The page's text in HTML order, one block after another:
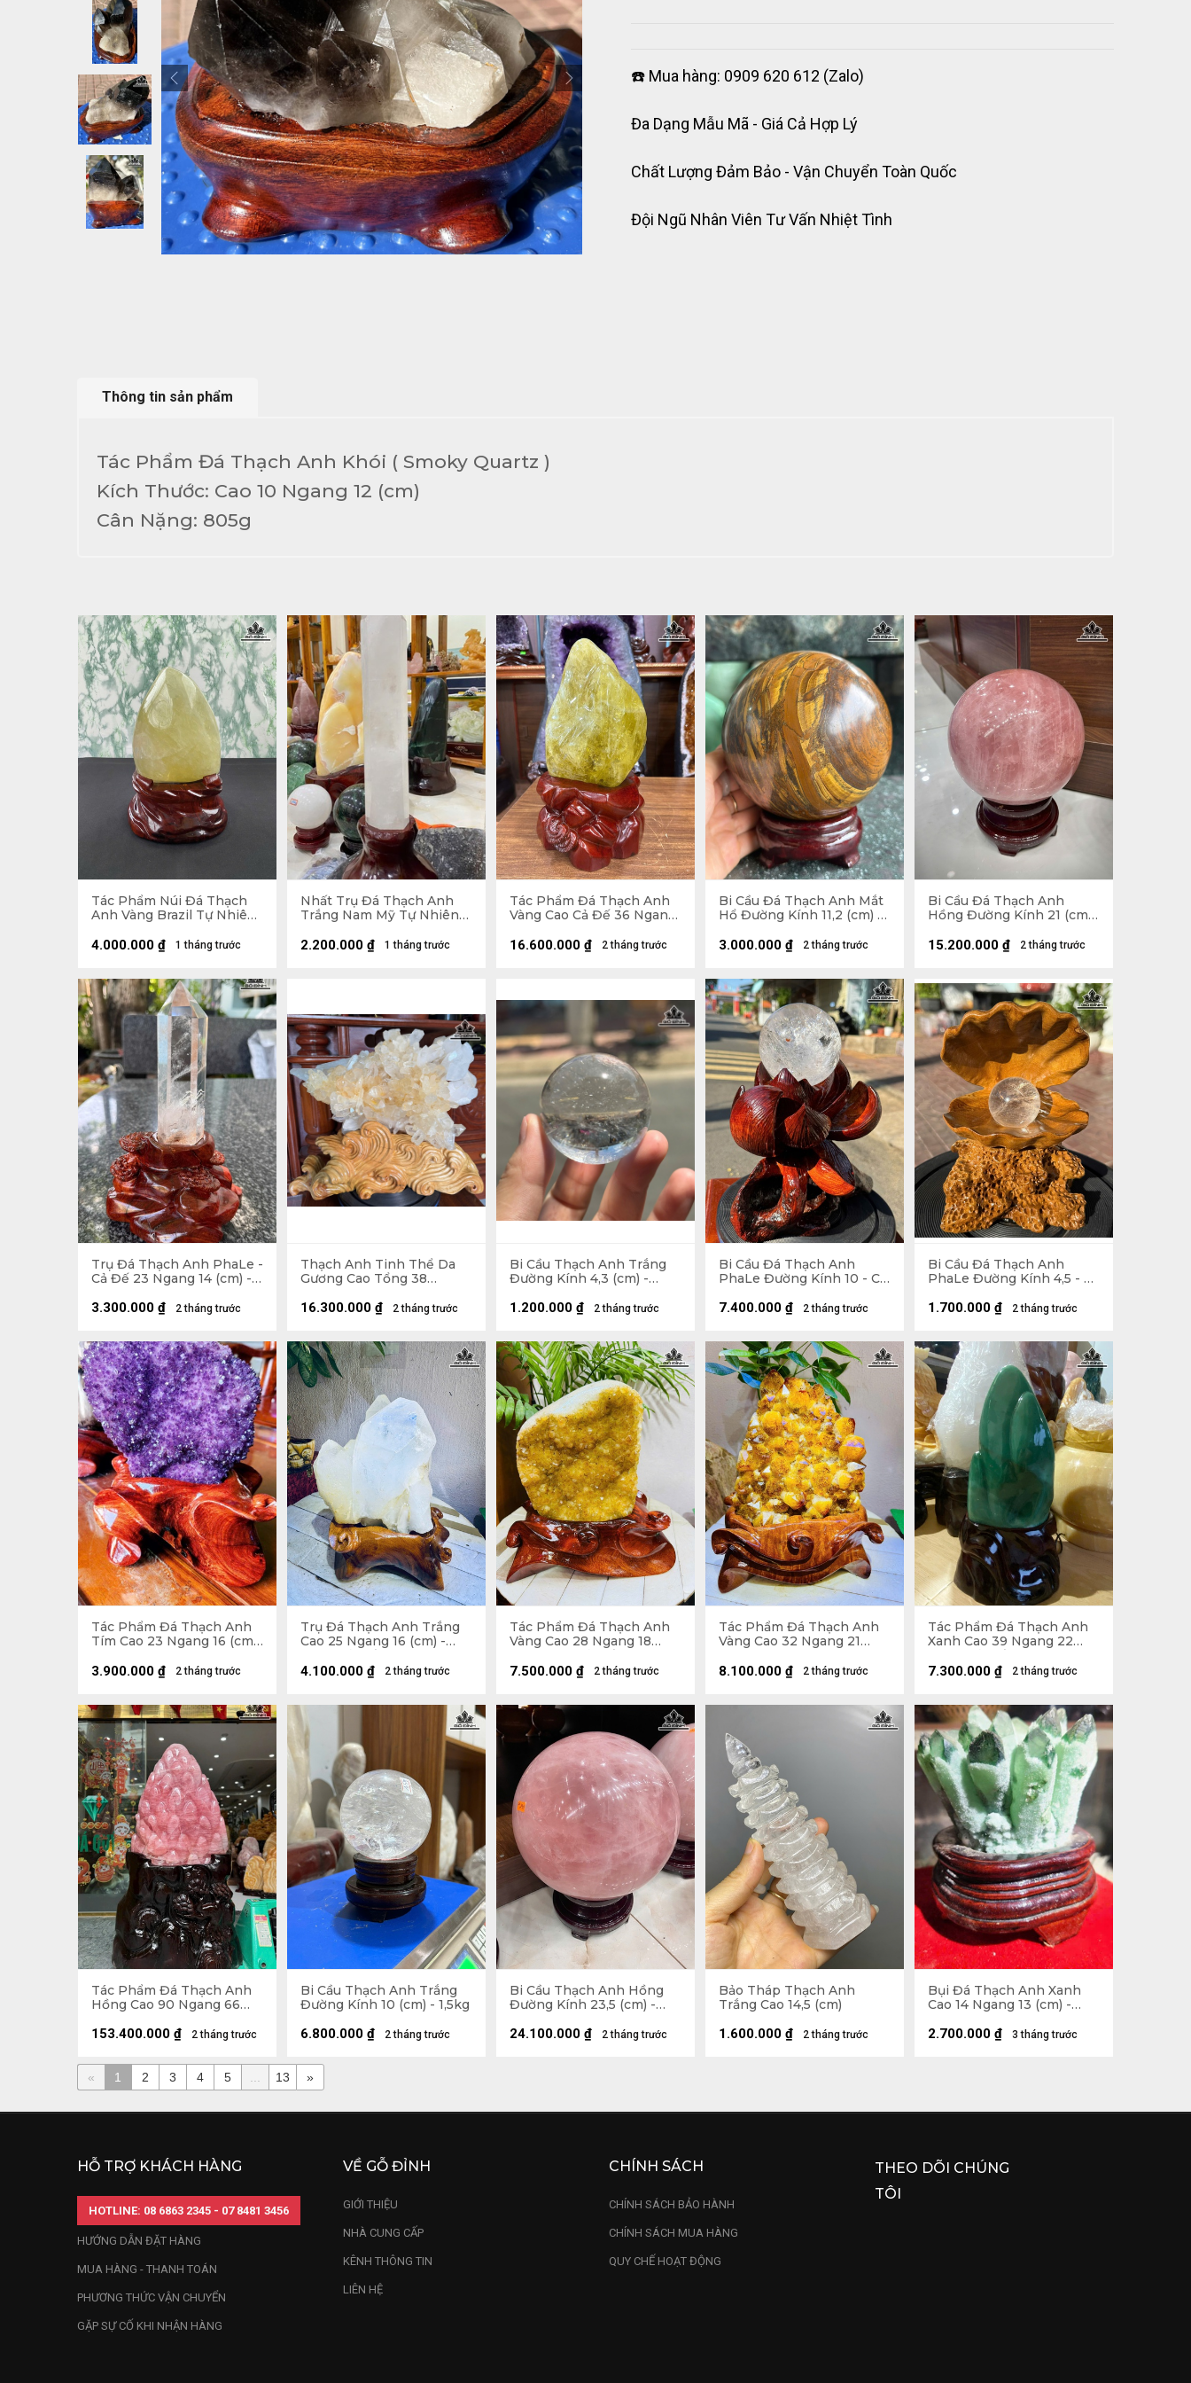
☎️ Mua hàng: 0909 620 612 (Zalo)
Đa Dạng Mẫu Mã - Giá Cả Hợp Lý
Chất Lượng Đảm Bảo - Vận Chuyển Toàn Quốc
Đội Ngũ Nhân Viên Tư Vấn Nhiệt Tình
Thông tin sản phẩm
Tác Phẩm Đá Thạch Anh Khói ( Smoky Quartz )
Kích Thước: Cao 10 Ngang 12 (cm)
Cân Nặng: 805g
Tác Phẩm Núi Đá Thạch
Anh Vàng Brazil Tự Nhiên
Riêng Đế 5,55kg -
28,6x19,5x15 (cm)
1 tháng trước
4.000.000 ₫
Nhất Trụ Đá Thạch Anh
Trắng Nam Mỹ Tự Nhiên
- Lên Đế 41,5 x 15,8 x 15
1 tháng trước
2.200.000 ₫
Tác Phẩm Đá Thạch Anh
Vàng Cao Cả Đế 36 Ngang
Đá 25 (cm) - 6,8kg2 tháng trước
16.600.000 ₫
Bi Cầu Đá Thạch Anh Mắt
Hổ Đường Kính 11,2 (cm) -
2 tháng trước
3.000.000 ₫
Bi Cầu Đá Thạch Anh
Hồng Đường Kính 21 (cm)
2 tháng trước
15.200.000 ₫
Trụ Đá Thạch Anh PhaLe -
Cả Đế 23 Ngang 14 (cm) -
2 tháng trước
3.300.000 ₫
Thạch Anh Tinh Thể Da
Gương Cao Tổng 38
2 tháng trước
16.300.000 ₫
Bi Cầu Thạch Anh Trắng
Đường Kính 4,3 (cm) -
2 tháng trước
1.200.000 ₫
Bi Cầu Đá Thạch Anh
PhaLe Đường Kính 10 - Cả
30 (cm) - 1,48kg2 tháng trước
7.400.000 ₫
Bi Cầu Đá Thạch Anh
PhaLe Đường Kính 4,5 - Cả
2 tháng trước
1.700.000 ₫
Tác Phẩm Đá Thạch Anh
Tím Cao 23 Ngang 16 (cm)
2 tháng trước
3.900.000 ₫
Trụ Đá Thạch Anh Trắng
Cao 25 Ngang 16 (cm) -
6,2kg Cả Đế
2 tháng trước
4.100.000 ₫
Tác Phẩm Đá Thạch Anh
Vàng Cao 28 Ngang 18
(cm) - 6kg Cả Đế
2 tháng trước
7.500.000 ₫
Tác Phẩm Đá Thạch Anh
Vàng Cao 32 Ngang 21
2 tháng trước
8.100.000 ₫
Tác Phẩm Đá Thạch Anh
Xanh Cao 39 Ngang 22
(cm) - Cả Đế Cao 56 -
19,5kg
2 tháng trước
7.300.000 ₫
Tác Phẩm Đá Thạch Anh
Hồng Cao 90 Ngang 66
142 - 293kg
2 tháng trước
153.400.000 ₫
Bi Cầu Thạch Anh Trắng
Đường Kính 10 (cm) - 1,5kg
2 tháng trước
6.800.000 ₫
Bi Cầu Thạch Anh Hồng
Đường Kính 23,5 (cm) -
2 tháng trước
24.100.000 ₫
Bảo Tháp Thạch Anh
Trắng Cao 14,5 (cm)
2 tháng trước
1.600.000 ₫
Bụi Đá Thạch Anh Xanh
Cao 14 Ngang 13 (cm) -
3 tháng trước
2.700.000 ₫
« 1 2 3 4 5 13 »
HỖ TRỢ KHÁCH HÀNG
HOTLINE: 08 6863 2345 - 07 8481 3456
HƯỚNG DẪN ĐẶT HÀNG
MUA HÀNG - THANH TOÁN
PHƯƠNG THỨC VẬN CHUYỂN
GẶP SỰ CỐ KHI NHẬN HÀNG
VỀ GỖ ĐỈNH
GIỚI THIỆU
NHÀ CUNG CẤP
KÊNH THÔNG TIN
LIÊN HỆ
CHÍNH SÁCH
CHÍNH SÁCH BẢO HÀNH
CHÍNH SÁCH MUA HÀNG
QUY CHẾ HOẠT ĐỘNG
THEO DÕI CHÚNG
TÔI